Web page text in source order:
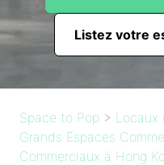
Listez votre
Space to Pop > Locaux
Grands Espaces
Commerciaux à Hong